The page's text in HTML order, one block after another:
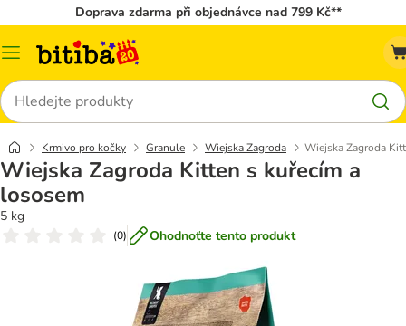
Doprava zdarma při objednávce nad 799 Kč**
Kategorie
Hledat
Krmivo pro kočky Granule Wiejska Zagroda Wiejska Zagroda
Wiejska Zagroda Kitten s kuřecím a
lososem
5 kg
(0) Ohodnoťte tento produkt